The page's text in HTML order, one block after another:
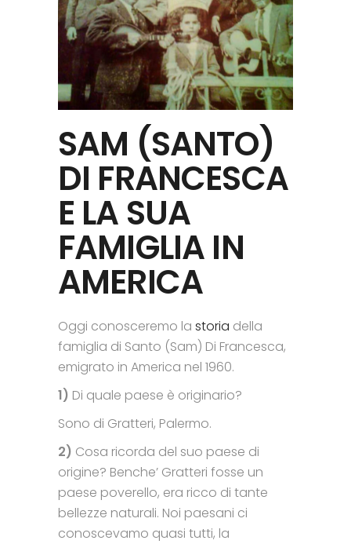
SAM (SANTO)
DI FRANCESCA
E LA SUA
FAMIGLIA IN
AMERICA
Oggi conosceremo la storia della
famiglia di Santo (Sam) Di Francesca,
emigrato in America nel 1960.
1) Di quale paese è originario?
Sono di Gratteri, Palermo.
2) Cosa ricorda del suo paese di
origine? Benche’ Gratteri fosse un
paese poverello, era ricco di tante
bellezze naturali. Noi paesani ci
conoscevamo quasi tutti, la